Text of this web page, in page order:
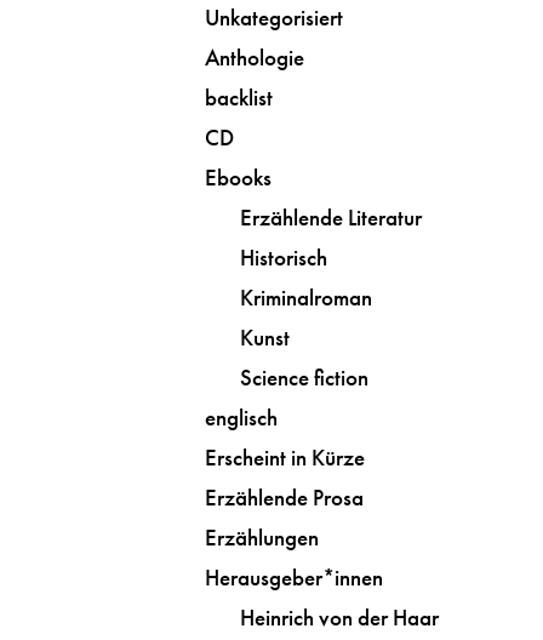
Unkategorisiert
Anthologie
backlist
CD
Ebooks
Erzählende Literatur
Historisch
Kriminalroman
Kunst
Science fiction
englisch
Erscheint in Kürze
Erzählende Prosa
Erzählungen
Herausgeber*innen
Heinrich von der Haar